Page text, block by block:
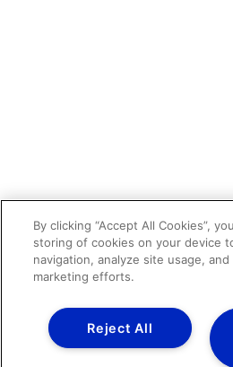
By clicking “Accept All Cookies”,
storing of cookies on your device
navigation, analyze site usage,
marketing efforts.
Reject All